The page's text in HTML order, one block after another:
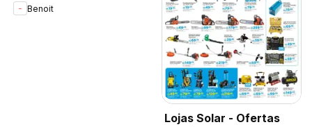
Benoit
Lojas Solar - Ofertas